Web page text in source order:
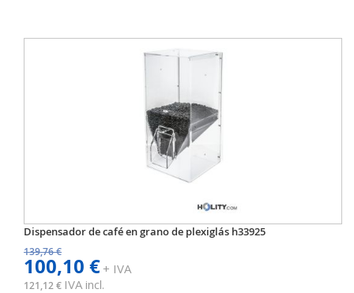
Dispensador de café en grano de plexiglás h33925
139,76 €
100,10 €+ IVA
121,12 € IVA incl.